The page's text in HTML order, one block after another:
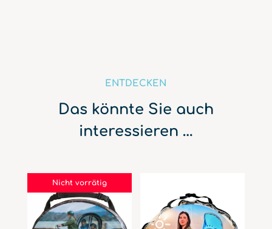
ENTDECKEN
Das könnte Sie auch
interessieren …
Nicht vorrätig